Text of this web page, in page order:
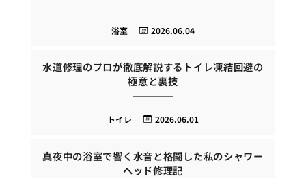
2026.06.04
浴室
水道修理のプロが徹底解説するトイレ凍結回避の
極意と裏技
2026.06.01
トイレ
真夜中の浴室で響く水音と格闘した私のシャワー
ヘッド修理記